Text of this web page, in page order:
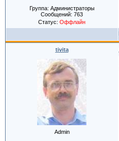
Группа: Администраторы
Сообщений: 763
Статус: Оффлайн
tivita
Admin